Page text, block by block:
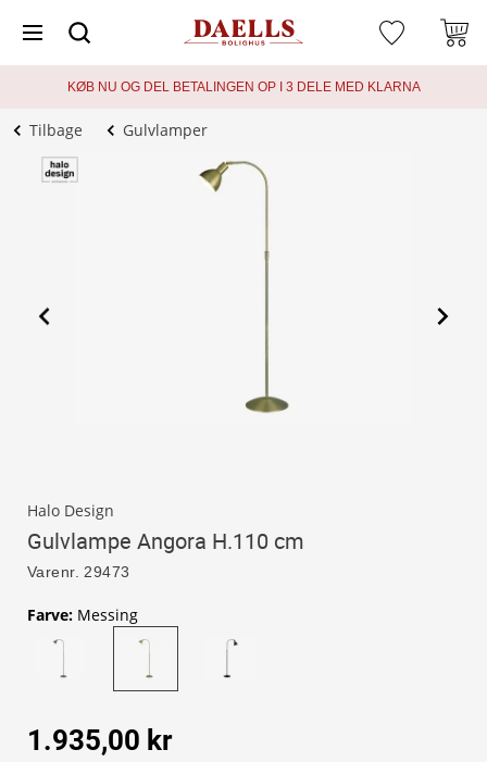
KØB NU OG DEL BETALINGEN OP I 3 DELE MED KLARNA
Tilbage Gulvlamper
Halo Design
Gulvlampe Angora H.110 cm
Varenr. 29473
Farve: Messing
1.935,00 kr